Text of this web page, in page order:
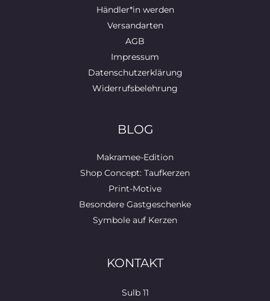
Händler*in werden
Versandarten
AGB
Impressum
Datenschutzerklärung
Widerrufsbelehrung
BLOG
Makramee-Edition
Shop Concept: Taufkerzen
Print-Motive
Besondere Gastgeschenke
Symbole auf Kerzen
KONTAKT
Sulb 11